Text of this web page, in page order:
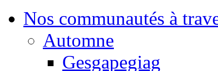
Nos communautés à
Automne
Gesgapegiag